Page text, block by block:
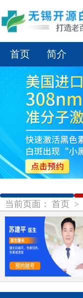
首页 简介
1
当前页面： 首页 >